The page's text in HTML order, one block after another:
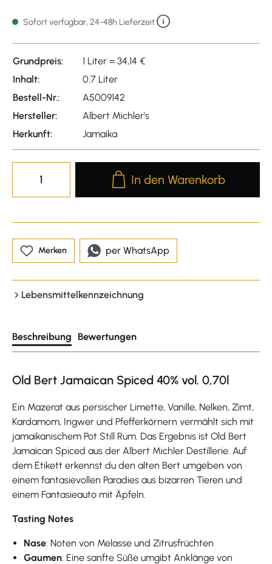
Sofort verfügbar, 24-48h Lieferzeit
Grundpreis:
1 Liter = 34,14 €
Inhalt:
0.7 Liter
Bestell-Nr.:
A5009142
Hersteller:
Albert Michler's
Herkunft:
Jamaika
Produkt Anzahl: Gib den
In den Warenkorb
Merken per WhatsApp
Lebensmittelkennzeichnung
Beschreibung Bewertungen
Old Bert Jamaican Spiced 40% vol. 0,70l
Ein Mazerat aus persischer Limette, Vanille, Nelken, Zimt,
Kardamom, Ingwer und Pfefferkörnern vermählt sich mit
jamaikanischem Pot Still Rum. Das Ergebnis ist Old Bert
Jamaican Spiced aus der Albert Michler Destillerie. Auf
dem Etikett erkennst du den alten Bert umgeben von
einem fantasievollen Paradies aus bizarren Tieren und
einem Fantasieauto mit Äpfeln.
Tasting Notes
Nase: Noten von Melasse und Zitrusfrüchten
Gaumen: Eine sanfte Süße umgibt Anklänge von